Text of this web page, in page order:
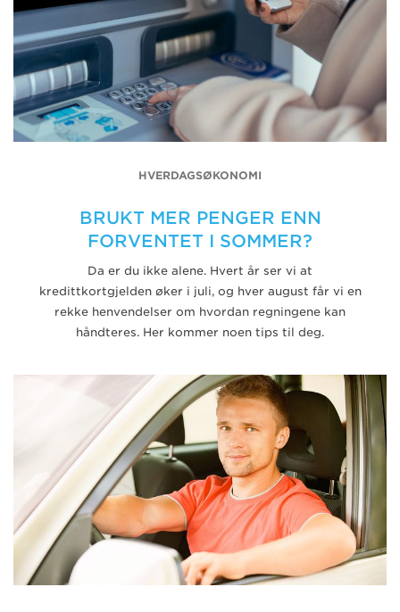
HVERDAGSØKONOMI
BRUKT MER PENGER ENN
FORVENTET I SOMMER?
Da er du ikke alene. Hvert år ser vi at
kredittkortgjelden øker i juli, og hver august får vi en
rekke henvendelser om hvordan regningene kan
håndteres. Her kommer noen tips til deg.